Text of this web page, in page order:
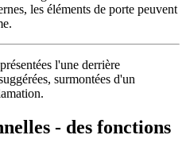
les éléments de porte peuvent
- des fonctions